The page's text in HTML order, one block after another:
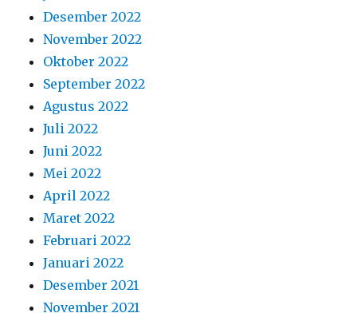
Desember 2022
November 2022
Oktober 2022
September 2022
Agustus 2022
Juli 2022
Juni 2022
Mei 2022
April 2022
Maret 2022
Februari 2022
Januari 2022
Desember 2021
November 2021